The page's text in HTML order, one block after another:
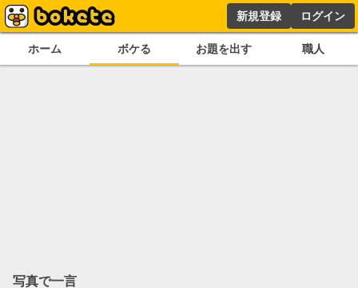
新規登録 ログイン
ホーム ボケる お題を出す 職人
写真で一言